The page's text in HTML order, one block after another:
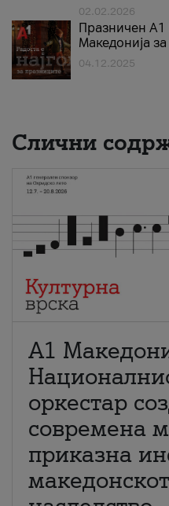
02.02.2026
Празничен A1
Македонија
04.12.2025
Слични
А1
оркестар
современа
приказна